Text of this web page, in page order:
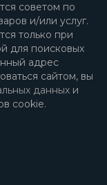
советом по
и/или услуг.
только при
для поисковых
адрес
сайтом, вы
данных и
cookie.